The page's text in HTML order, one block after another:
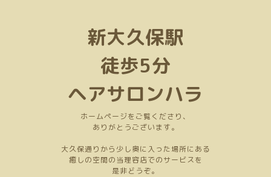
新大久保駅
徒歩5分
ヘアサロンハラ
ホームページをご覧くださり、
ありがとうございます。
大久保通りから少し奥に入った場所にある
癒しの空間の当理容店でのサービスを
是非どうぞ。